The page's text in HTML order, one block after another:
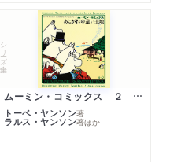
シリーズ・全集
ムーミン・コミックス ２ あこがれの遠い土地
トーベ・ヤンソン著
ラルス・ヤンソン著ほか